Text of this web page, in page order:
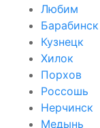
Любим
Барабинск
Кузнецк
Хилок
Порхов
Россошь
Нерчинск
Медынь